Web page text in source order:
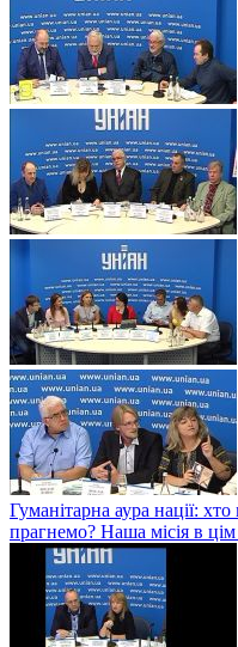
Гуманітарна аура нації:
прагнемо? Наша місія в цім